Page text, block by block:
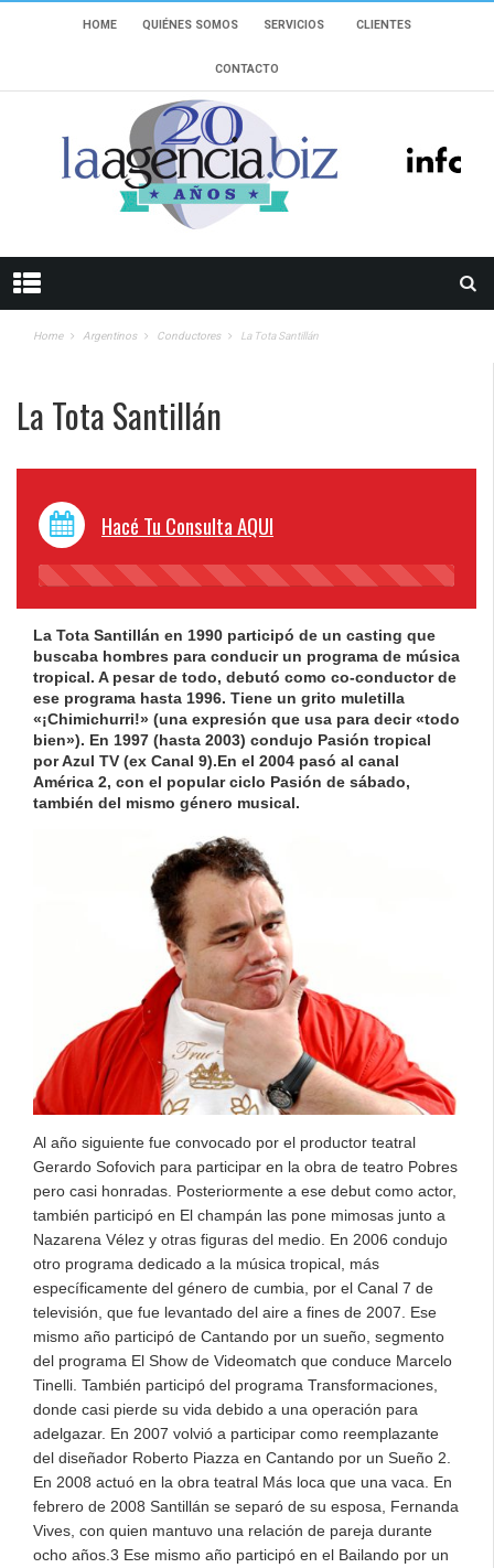
HOME QUIÉNES SOMOS SERVICIOS CLIENTES
CONTACTO
Home Argentinos Conductores La Tota Santillán
La Tota Santillán
Hacé Tu Consulta AQUI
45%
La Tota Santillán en 1990 participó de un casting que
buscaba hombres para conducir un programa de música
tropical. A pesar de todo, debutó como co-conductor de
ese programa hasta 1996. Tiene un grito muletilla
«¡Chimichurri!» (una expresión que usa para decir «todo
bien»). En 1997 (hasta 2003) condujo Pasión tropical
por Azul TV (ex Canal 9).En el 2004 pasó al canal
América 2, con el popular ciclo Pasión de sábado,
también del mismo género musical.
Al año siguiente fue convocado por el productor teatral
Gerardo Sofovich para participar en la obra de teatro Pobres
pero casi honradas. Posteriormente a ese debut como actor,
también participó en El champán las pone mimosas junto a
Nazarena Vélez y otras figuras del medio. En 2006 condujo
otro programa dedicado a la música tropical, más
específicamente del género de cumbia, por el Canal 7 de
televisión, que fue levantado del aire a fines de 2007. Ese
mismo año participó de Cantando por un sueño, segmento
del programa El Show de Videomatch que conduce Marcelo
Tinelli. También participó del programa Transformaciones,
donde casi pierde su vida debido a una operación para
adelgazar. En 2007 volvió a participar como reemplazante
del diseñador Roberto Piazza en Cantando por un Sueño 2.
En 2008 actuó en la obra teatral Más loca que una vaca. En
febrero de 2008 Santillán se separó de su esposa, Fernanda
Vives, con quien mantuvo una relación de pareja durante
ocho años.3 Ese mismo año participó en el Bailando por un